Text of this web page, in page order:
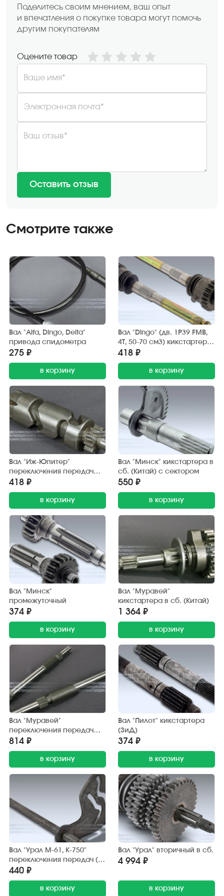
Поделитесь своим мнением, ваш опыт
и впечатления о покупке товара могут помочь
другим покупателям
Оцените товар
Ваше имя*
Электронная почта*
Ваш отзыв*
Оставить отзыв
Смотрите также
Вал "Alfa, Dingo, Delta"
привода спидометра
275 ₽
в корзину
Вал "Dingo" (дв. 1P39 FMB,
4Т, 50-70 см3) кикстартера
в сб. (TATA)
418 ₽
в корзину
Вал "Иж-Юпитер"
переключения передач
(червячный)
418 ₽
в корзину
Вал "Минск" кикстартера в
сб. (Китай) с сектором
550 ₽
в корзину
Вал "Минск"
промежуточный
374 ₽
в корзину
Вал "Муравей"
кикстартера в сб. (Китай)
1 364 ₽
в корзину
Вал "Муравей"
переключения передач
(Китай)
814 ₽
в корзину
Вал "Пилот" кикстартера
(ЗиД)
374 ₽
в корзину
Вал "Урал М-61, К-750"
переключения передач (с
сектором)
440 ₽
в корзину
Вал "Урал" вторичный в сб.
4 994 ₽
в корзину